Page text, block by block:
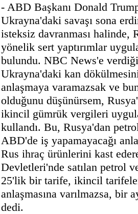
- ABD Başkanı Donald
Ukrayna'daki savaşı sona
isteksiz davranması halinde,
yönelik sert yaptırımlar
bulundu. NBC News'e
Ukrayna'daki kan
anlaşmaya varamazsak ve
olduğunu düşünürsem,
ikincil gümrük vergileri
kullandı. Bu, Rusya'dan
ABD'de iş yapamayacağı
Rus ihraç ürünlerini kast
Devletleri'nde satılan petrol
25'lik bir tarife, ikincil
anlaşmasına varılmazsa, bir
dedi.